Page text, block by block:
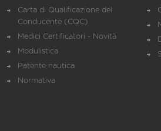
Carta di Qualificazione del
Conducente (CQC)
Medici Certificatori - Novità
Modulistica
Patente nautica
Normativa